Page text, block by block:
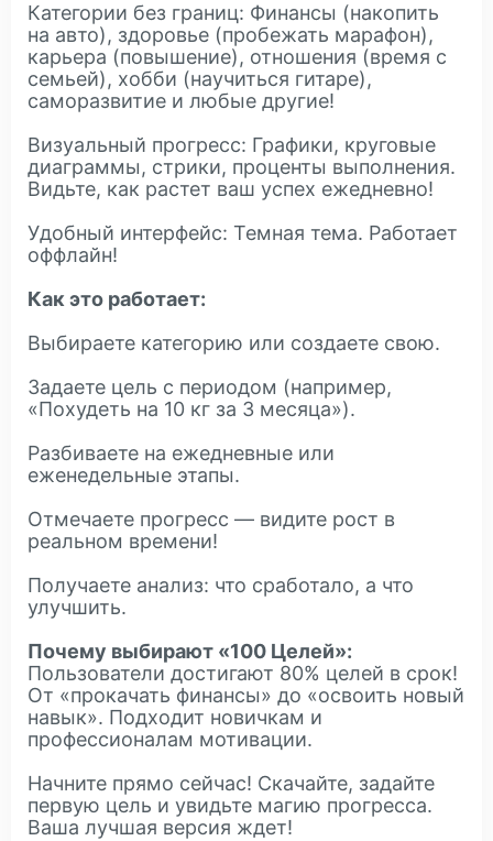
Категории без границ: Финансы (накопить
на авто), здоровье (пробежать марафон),
карьера (повышение), отношения (время с
семьей), хобби (научиться гитаре),
саморазвитие и любые другие!
Визуальный прогресс: Графики, круговые
диаграммы, стрики, проценты выполнения.
Видьте, как растет ваш успех ежедневно!
Удобный интерфейс: Темная тема. Работает
оффлайн!
Как это работает:
Выбираете категорию или создаете свою.
Задаете цель с периодом (например,
«Похудеть на 10 кг за 3 месяца»).
Разбиваете на ежедневные или
еженедельные этапы.
Отмечаете прогресс — видите рост в
реальном времени!
Получаете анализ: что сработало, а что
улучшить.
Почему выбирают «100 Целей»:
Пользователи достигают 80% целей в срок!
От «прокачать финансы» до «освоить новый
навык». Подходит новичкам и
профессионалам мотивации.
Начните прямо сейчас! Скачайте, задайте
первую цель и увидьте магию прогресса.
Ваша лучшая версия ждет!